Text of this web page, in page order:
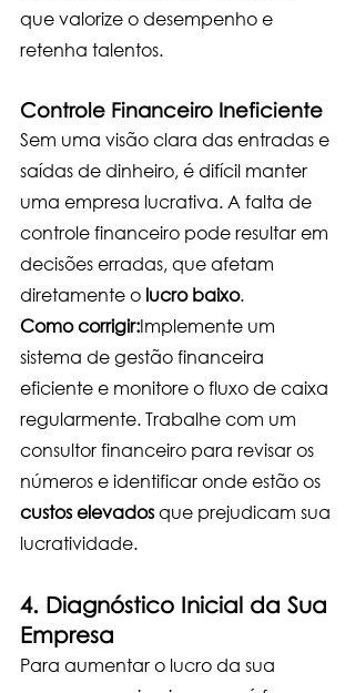
que valorize o desempenho e
retenha talentos.
Controle Financeiro Ineficiente
Sem uma visão clara das entradas e
saídas de dinheiro, é difícil manter
uma empresa lucrativa. A falta de
controle financeiro pode resultar em
decisões erradas, que afetam
diretamente o lucro baixo.
Como corrigir:Implemente um
sistema de gestão financeira
eficiente e monitore o fluxo de caixa
regularmente. Trabalhe com um
consultor financeiro para revisar os
números e identificar onde estão os
custos elevados que prejudicam sua
lucratividade.
4. Diagnóstico Inicial da Sua
Empresa
Para aumentar o lucro da sua